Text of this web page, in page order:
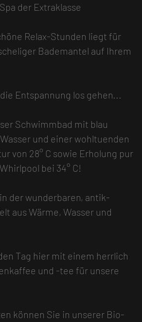
der Extraklasse
Relax-Stunden liegt für
Bademantel auf Ihrem
Entspannung los gehen...
Schwimmbad mit blau
und einer wohltuenden
von 28° C sowie Erholung pur
bei 34° C!
der wunderbaren, antik-
aus Wärme, Wasser und
Tag hier mit einem herrlich
und -tee für unsere
können Sie in unserer Bio-